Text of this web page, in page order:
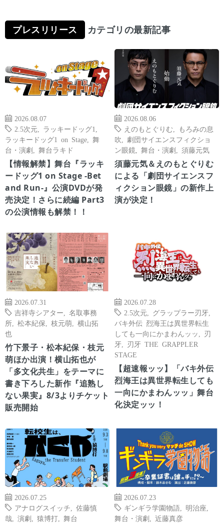
プレスリリース カテゴリの最新記事
2026.08.07
2.5次元
ラッキードッグ1
ラッキードッグ1 on Stage
舞
台・演劇
舞台ラキド
【情報解禁】舞台『ラッキ
ードッグ1 on Stage -Bet
and Run-』公演DVDが発
売決定！さらに続編 Part3
の公演情報も解禁！！
2026.08.06
えのもとぐりむ
もろみの息
吹
劇団サイエンスフィクショ
ン眼鏡
舞台・演劇 須藤元気
須藤元気＆えのもとぐりむ
による「劇団サイエンスフ
ィクション眼鏡」の新作上
演が決定！
2026.07.31
吉祥寺シアター
名取事務
所
松本紀保 枝元萌
横山拓
也
竹下景子・松本紀保・枝元
萌ほか出演！横山拓也が
「多文化共生」をテーマに
書き下ろした新作『追熟し
ない果実』8/3よりチケット
販売開始
2026.07.28
2.5次元
グラップラー刃牙
バキ外伝 烈海王は異世界転生
しても一向にかまわんッッ
刃
牙
刃牙 THE GRAPPLER
STAGE
【超速報ッッ】「バキ外伝
烈海王は異世界転生しても
一向にかまわんッッ」舞台
化決定ッッ！
2026.07.25
アナログスイッチ
佐藤慎
哉
演劇 猿博打 舞台
2026.07.23
ギンギラ学園物語
明治座
舞台・演劇
近藤真彦